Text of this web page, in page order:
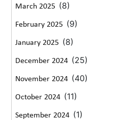
March 2025 (8)
February 2025 (9)
January 2025 (8)
December 2024 (25)
November 2024 (40)
October 2024 (11)
September 2024 (1)